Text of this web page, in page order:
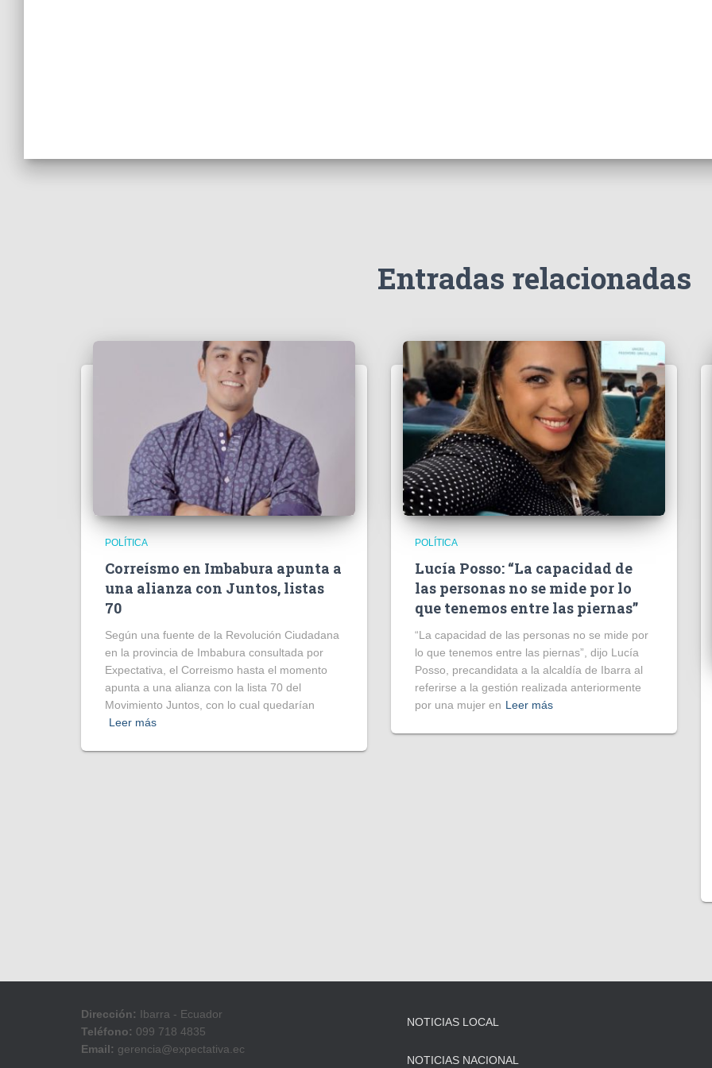
Entradas relacionadas
POLÍTICA
Correísmo en Imbabura apunta a
una alianza con Juntos, listas
70
Según una fuente de la Revolución Ciudadana
en la provincia de Imbabura consultada por
Expectativa, el Correismo hasta el momento
apunta a una alianza con la lista 70 del
Movimiento Juntos, con lo cual quedarían
Leer más
POLÍTICA
Lucía Posso: “La capacidad de
las personas no se mide por lo
que tenemos entre las piernas”
“La capacidad de las personas no se mide por
lo que tenemos entre las piernas”, dijo Lucía
Posso, precandidata a la alcaldía de Ibarra al
referirse a la gestión realizada anteriormente
por una mujer en Leer más
Dirección: Ibarra - Ecuador
Teléfono: 099 718 4835
Email: gerencia@expectativa.ec
NOTICIAS LOCAL
NOTICIAS NACIONAL